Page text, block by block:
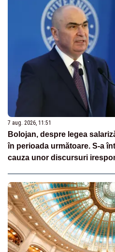
7 aug. 2026, 11:51
Bolojan, despre legea
în perioada următoare. S-a
cauza unor discursuri